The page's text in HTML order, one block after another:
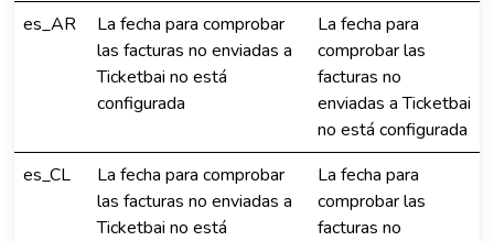
es_AR
La fecha para comprobar
las facturas no enviadas a
Ticketbai no está
configurada
La fecha para
comprobar las
facturas no
enviadas a Ticketbai
no está configurada
es_CL
La fecha para comprobar
las facturas no enviadas a
Ticketbai no está
La fecha para
comprobar las
facturas no